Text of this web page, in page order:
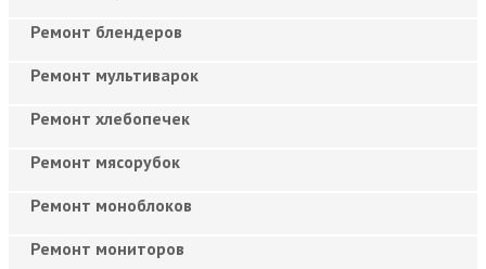
Ремонт блендеров
Ремонт мультиварок
Ремонт хлебопечек
Ремонт мясорубок
Ремонт моноблоков
Ремонт мониторов